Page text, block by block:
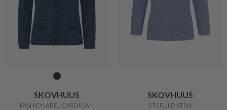
MICHA
CARDIGAN MED KNAPDETALJER
SKOVHUUS
STRIK BOLERO